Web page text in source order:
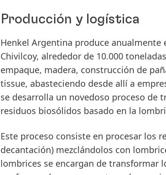
Producción y logística
Henkel Argentina produce
Chivilcoy, alrededor de 10.000
empaque, madera, construcción de
tissue, abasteciendo desde allí a
se desarrolla un novedoso proceso de
residuos biosólidos basado en la
decantación) mezclándolos con
lombrices se encargan de transformar